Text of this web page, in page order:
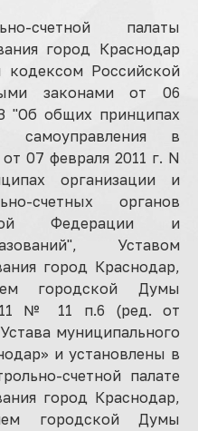
счетной палаты
город Краснодар
Российской
законами от 06
"Об общих принципах
самоуправления в
07 февраля 2011 г. N
организации и
счетных органов
Федерации и
Уставом
город Краснодар,
городской Думы
№ 11 п.6 (ред. от
муниципального
и установлены в
счетной палате
город Краснодар,
городской Думы